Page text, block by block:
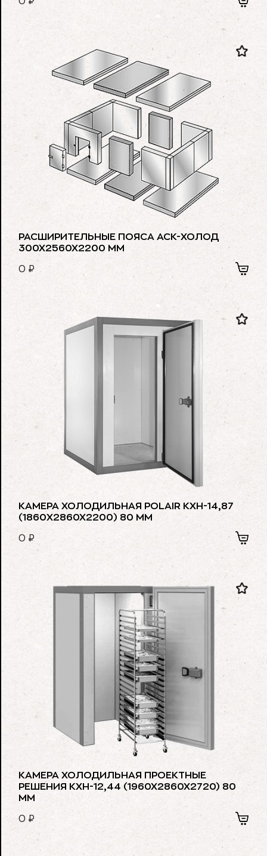
РАСШИРИТЕЛЬНЫЕ ПОЯСА АСК-ХОЛОД
300Х2560Х2200 ММ
0 ₽
КАМЕРА ХОЛОДИЛЬНАЯ POLAIR КХН-14,87
(1860X2860X2200) 80 ММ
0 ₽
КАМЕРА ХОЛОДИЛЬНАЯ ПРОЕКТНЫЕ
РЕШЕНИЯ КХН-12,44 (1960Х2860Х2720) 80
ММ
0 ₽